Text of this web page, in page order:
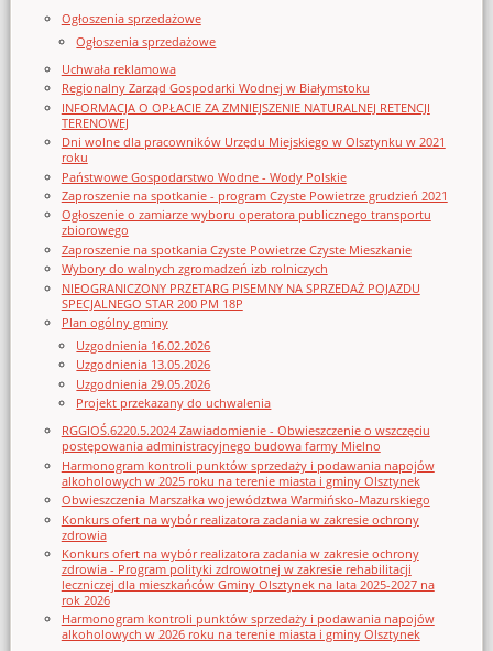
Ogłoszenia sprzedażowe
Ogłoszenia sprzedażowe
Uchwała reklamowa
Regionalny Zarząd Gospodarki Wodnej w Białymstoku
INFORMACJA O OPŁACIE ZA ZMNIEJSZENIE NATURALNEJ RETENCJI
TERENOWEJ
Dni wolne dla pracowników Urzędu Miejskiego w Olsztynku w 2021
roku
Państwowe Gospodarstwo Wodne - Wody Polskie
Zaproszenie na spotkanie - program Czyste Powietrze grudzień 2021
Ogłoszenie o zamiarze wyboru operatora publicznego transportu
zbiorowego
Zaproszenie na spotkania Czyste Powietrze Czyste Mieszkanie
Wybory do walnych zgromadzeń izb rolniczych
NIEOGRANICZONY PRZETARG PISEMNY NA SPRZEDAŻ POJAZDU
SPECJALNEGO STAR 200 PM 18P
Plan ogólny gminy
Uzgodnienia 16.02.2026
Uzgodnienia 13.05.2026
Uzgodnienia 29.05.2026
Projekt przekazany do uchwalenia
RGGIOŚ.6220.5.2024 Zawiadomienie - Obwieszczenie o wszczęciu
postępowania administracyjnego budowa farmy Mielno
Harmonogram kontroli punktów sprzedaży i podawania napojów
alkoholowych w 2025 roku na terenie miasta i gminy Olsztynek
Obwieszczenia Marszałka województwa Warmińsko-Mazurskiego
Konkurs ofert na wybór realizatora zadania w zakresie ochrony
zdrowia
Konkurs ofert na wybór realizatora zadania w zakresie ochrony
zdrowia - Program polityki zdrowotnej w zakresie rehabilitacji
leczniczej dla mieszkańców Gminy Olsztynek na lata 2025-2027 na
rok 2026
Harmonogram kontroli punktów sprzedaży i podawania napojów
alkoholowych w 2026 roku na terenie miasta i gminy Olsztynek